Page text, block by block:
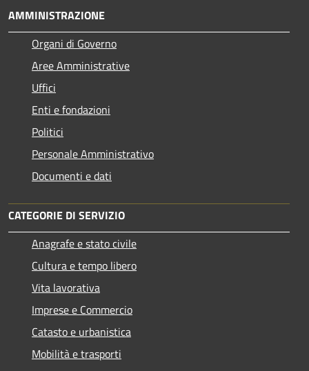
AMMINISTRAZIONE
Organi di Governo
Aree Amministrative
Uffici
Enti e fondazioni
Politici
Personale Amministrativo
Documenti e dati
CATEGORIE DI SERVIZIO
Anagrafe e stato civile
Cultura e tempo libero
Vita lavorativa
Imprese e Commercio
Catasto e urbanistica
Mobilità e trasporti